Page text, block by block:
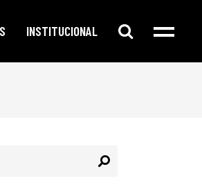
INSTITUCIONAL